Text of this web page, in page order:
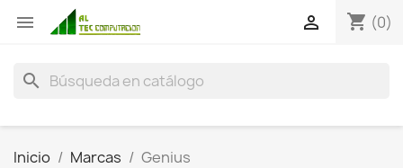
 shopping_cart (0)

search
Inicio Marcas Genius